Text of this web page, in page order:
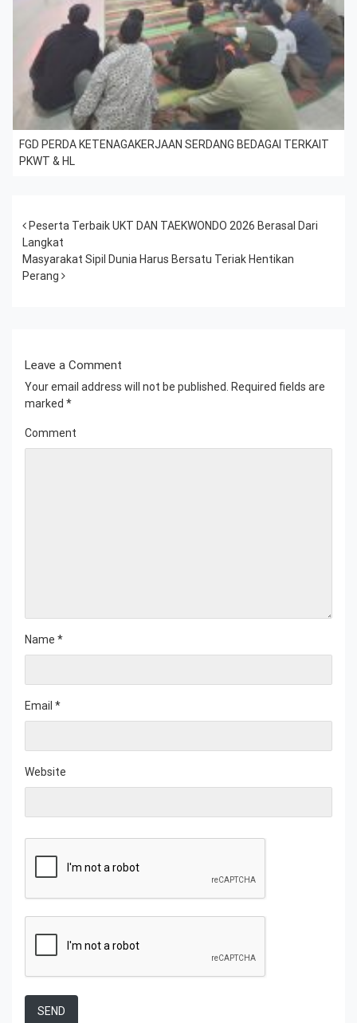
FGD PERDA KETENAGAKERJAAN SERDANG BEDAGAI TERKAIT
PKWT & HL
Post navigation
Peserta Terbaik UKT DAN TAEKWONDO 2026 Berasal Dari
Langkat
Masyarakat Sipil Dunia Harus Bersatu Teriak Hentikan
Perang
Leave a Comment
Your email address will not be published. Required fields are
marked *
Comment
Name *
Email *
Website